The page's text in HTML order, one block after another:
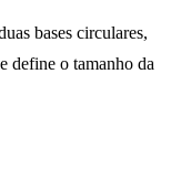
bases circulares,
define o tamanho da